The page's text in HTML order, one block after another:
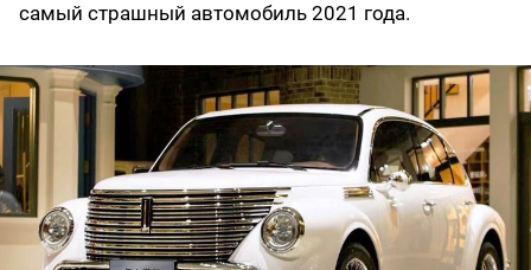
самый страшный автомобиль 2021 года.